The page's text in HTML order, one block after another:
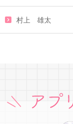
村上 雄太